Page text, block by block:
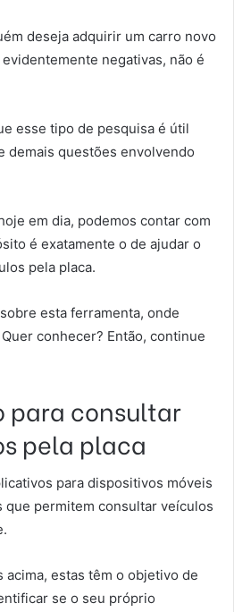
deseja adquirir um carro novo
negativas, não é
esse tipo de pesquisa é útil
demais questões envolvendo
em dia, podemos contar com
é exatamente o de ajudar o
pela placa.
esta ferramenta, onde
conhecer? Então, continue
para consultar
pela placa
para dispositivos móveis
que permitem consultar veículos
acima, estas têm o objetivo de
se o seu próprio